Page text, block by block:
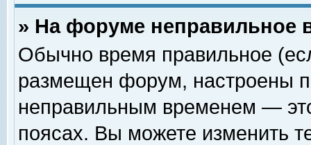
» На форуме неправильное
Обычно время правильное
размещен форум, настроены
неправильным временем —
поясах. Вы можете изменить